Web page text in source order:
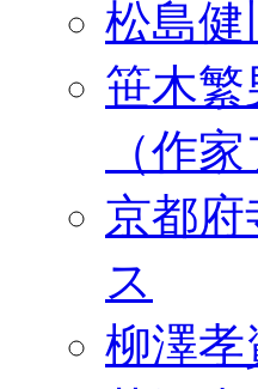
松島健
笹木
（作
京都
ス
柳澤